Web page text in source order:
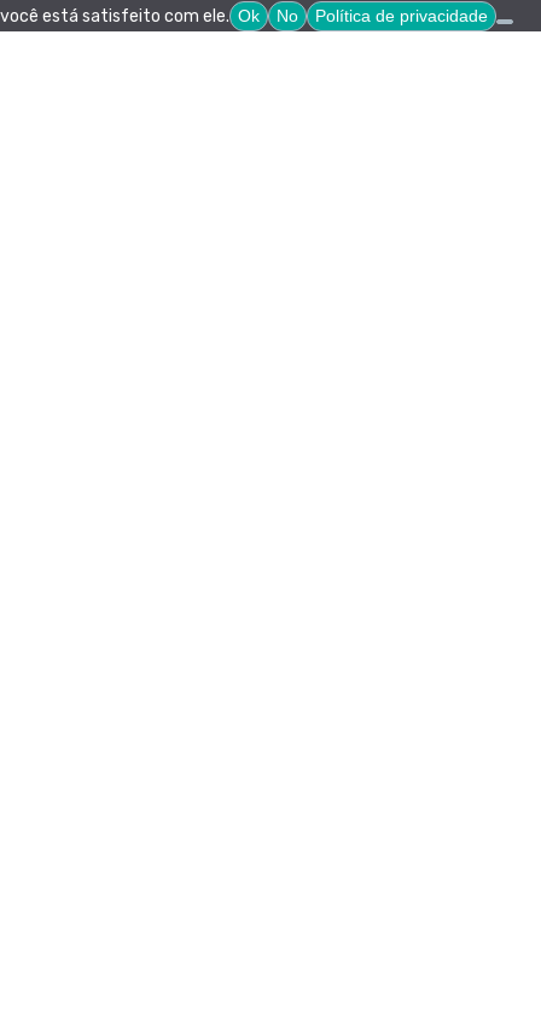
você está satisfeito com ele. Ok No Política de privacidade